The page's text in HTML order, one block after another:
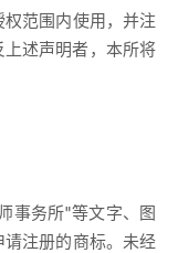
范围内使用，并注
述声明者，本所将
事务所"等文字、图
注册的商标。未经